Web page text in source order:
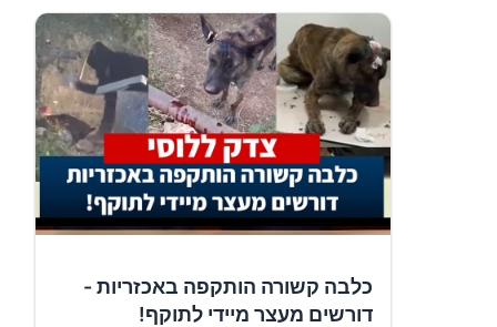
כלבה קשורה הותקפה באכזריות -
דורשים מעצר מיידי לתוקף!